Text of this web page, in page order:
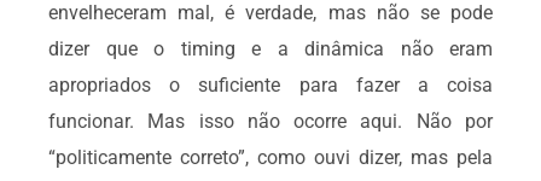
envelheceram mal, é verdade, mas não se pode
dizer que o timing e a dinâmica não eram
apropriados o suficiente para fazer a coisa
funcionar. Mas isso não ocorre aqui. Não por
“politicamente correto”, como ouvi dizer, mas pela